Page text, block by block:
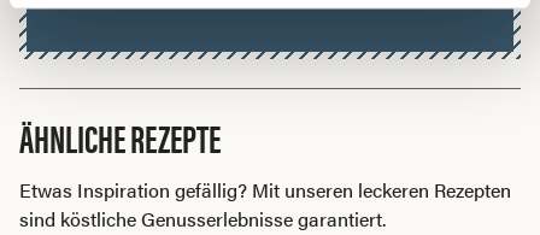
ÄHNLICHE REZEPTE
Etwas Inspiration gefällig? Mit unseren leckeren Rezepten
sind köstliche Genusserlebnisse garantiert.